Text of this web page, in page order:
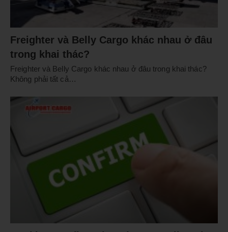
Freighter và Belly Cargo khác nhau ở đâu
trong khai thác?
Freighter và Belly Cargo khác nhau ở đâu trong khai thác?
Không phải tất cả…